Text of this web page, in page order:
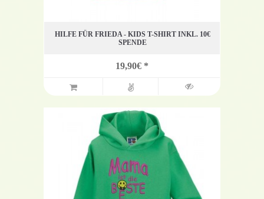
HILFE FÜR FRIEDA - KIDS T-SHIRT INKL. 10€
SPENDE
19,90€ *